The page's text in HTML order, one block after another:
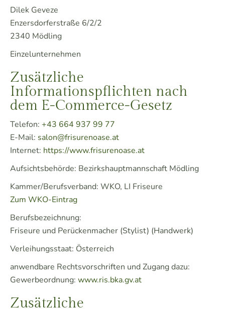
Dilek Geveze
Enzersdorferstraße 6/2/2
2340 Mödling
Einzelunternehmen
Zusätzliche
Informationspflichten nach
dem E-Commerce-Gesetz
Telefon: +43 664 937 99 77
E-Mail: salon@frisurenoase.at
Internet: https://www.frisurenoase.at
Aufsichtsbehörde: Bezirkshauptmannschaft Mödling
Kammer/Berufsverband: WKO, LI Friseure
Zum WKO-Eintrag
Berufsbezeichnung:
Friseure und Perückenmacher (Stylist) (Handwerk)
Verleihungsstaat: Österreich
anwendbare Rechtsvorschriften und Zugang dazu:
Gewerbeordnung: www.ris.bka.gv.at
Zusätzliche